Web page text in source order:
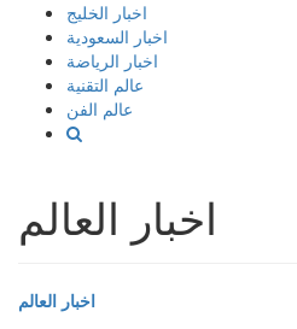
إذهب
المحتوى
اخبار الخليج
اخبار السعودية
اخبار الرياضة
عالم التقنية
عالم الفن
اخبار العالم
اخبار العالم